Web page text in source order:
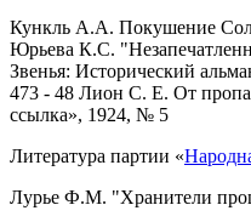
Кункль А.А. Покушение
Юрьева К.С.
Звенья: Исторический
473 - 48 Лион С. Е. От
ссылка», 1924, № 5
Литература партии «
Лурье Ф.М. "Хранители